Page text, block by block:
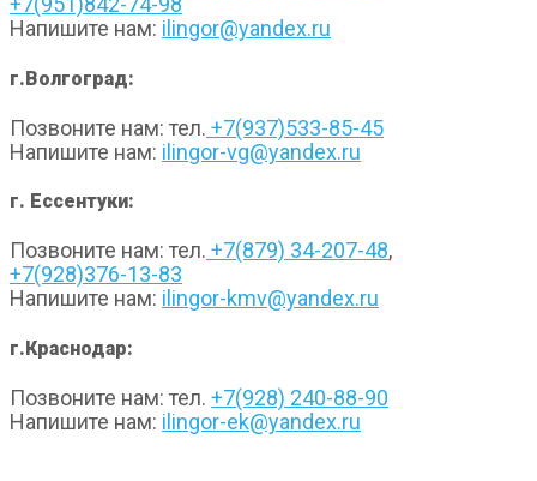
Напишите нам: ilingor@yandex.ru
г.Волгоград:
Позвоните нам: тел. +7(937)533-85-45
Напишите нам: ilingor-vg@yandex.ru
г. Ессентуки:
Позвоните нам: тел. +7(879) 34-207-48,
+7(928)376-13-83
Напишите нам: ilingor-kmv@yandex.ru
г.Краснодар:
Позвоните нам: тел. +7(928) 240-88-90
Напишите нам: ilingor-ek@yandex.ru